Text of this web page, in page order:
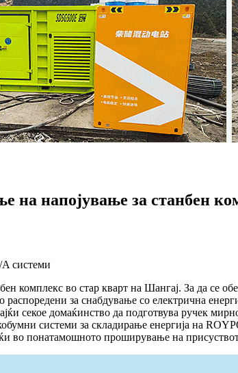
на напојување за станбен
системи
комплекс во стар кварт на Шангај. За да се
распоредени за снабдување со електрична
секое домаќинство да подготвува ручек
системи за складирање енергија на
во понатамошното проширување на